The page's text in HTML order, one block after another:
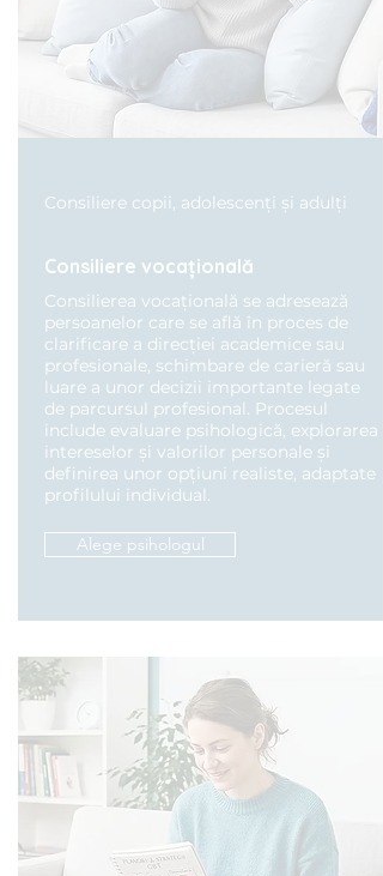
Consiliere copii, adolescenți și adulți
Consiliere vocațională
Consilierea vocațională se adresează
persoanelor care se află în proces de
clarificare a direcției academice sau
profesionale, schimbare de carieră sau
luare a unor decizii importante legate
de parcursul profesional. Procesul
include evaluare psihologică, explorarea
intereselor și valorilor personale și
definirea unor opțiuni realiste, adaptate
profilului individual.
Alege psihologul